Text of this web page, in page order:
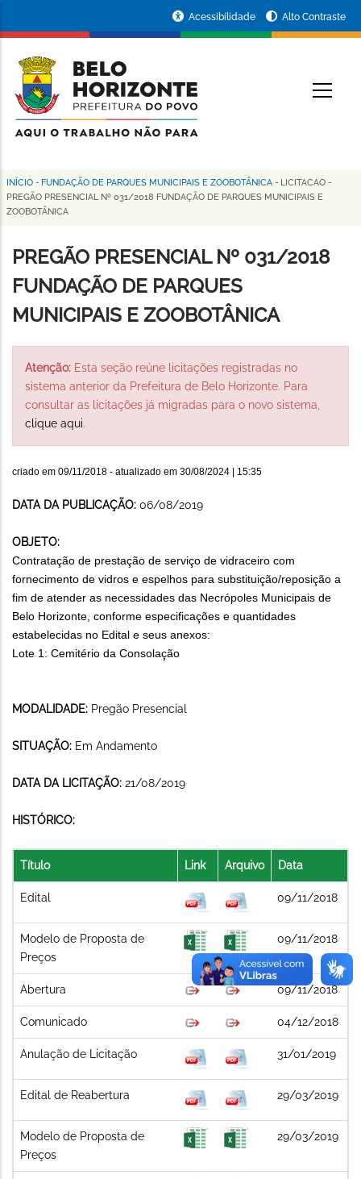
conteúdo
principal
da
Prefeitura
de
Horizonte
Acessibilidade Alto Contraste
Trilha
de
navegação
INÍCIO - FUNDAÇÃO DE PARQUES MUNICIPAIS E ZOOBOTÂNICA - LICITACAO -
PREGÃO PRESENCIAL Nº 031/2018 FUNDAÇÃO DE PARQUES MUNICIPAIS E
ZOOBOTÂNICA
PREGÃO PRESENCIAL Nº 031/2018
FUNDAÇÃO DE PARQUES
MUNICIPAIS E ZOOBOTÂNICA
Atenção: Esta seção reúne licitações registradas no
sistema anterior da Prefeitura de Belo Horizonte. Para
consultar as licitações já migradas para o novo sistema,
clique aqui.
criado em 09/11/2018 - atualizado em 30/08/2024 | 15:35
DATA DA PUBLICAÇÃO: 06/08/2019
OBJETO:
Contratação de prestação de serviço de vidraceiro com
fornecimento de vidros e espelhos para substituição/reposição a
fim de atender as necessidades das Necrópoles Municipais de
Belo Horizonte , conforme especificações e quantidades
estabelecidas no Edital e seus anexos:
Lote 1: Cemitério da Consolação
MODALIDADE: Pregão Presencial
SITUAÇÃO: Em Andamento
DATA DA LICITAÇÃO: 21/08/2019
HISTÓRICO:
Título Link Arquivo Data
Edital 09/11/2018
Modelo de Proposta de
Preços
09/11/2018
Abertura 09/11/2018
Comunicado 04/12/2018
Anulação de Licitação 31/01/2019
Edital de Reabertura 29/03/2019
Modelo de Proposta de
Preços
29/03/2019